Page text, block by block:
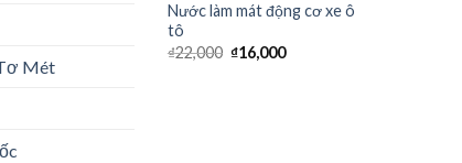
Mét
Nước làm mát động cơ xe ô
tô
₫22,000 ₫16,000